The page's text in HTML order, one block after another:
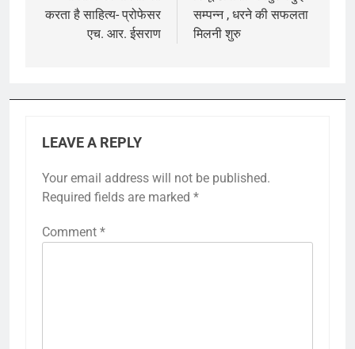
करता है साहित्य- प्रोफेसर
एच. आर. ईसराण
सम्पन्न , धरने की सफलता
मिलनी शुरु
LEAVE A REPLY
Your email address will not be published.
Required fields are marked *
Comment *